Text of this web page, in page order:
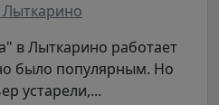
Лыткарино
в Лыткарино работает
было популярным. Но
устарели,...